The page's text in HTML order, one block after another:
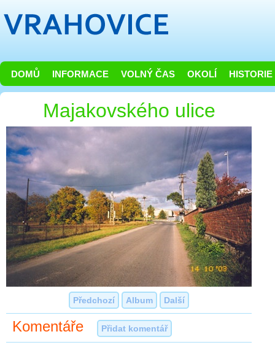
DOMŮ INFORMACE VOLNÝ ČAS OKOLÍ HISTORIE
Majakovského ulice
Předchozí Album Další
Komentáře Přidat komentář